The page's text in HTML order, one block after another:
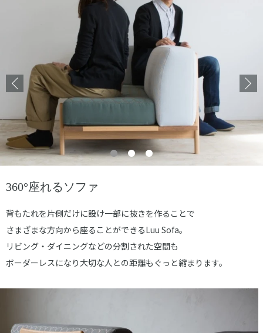
360°座れるソファ
背もたれを片側だけに設け一部に抜きを作ることで
さまざまな方向から座ることができるLuu Sofa。
リビング・ダイニングなどの分割された空間も
ボーダーレスになり大切な人との距離もぐっと縮まります。